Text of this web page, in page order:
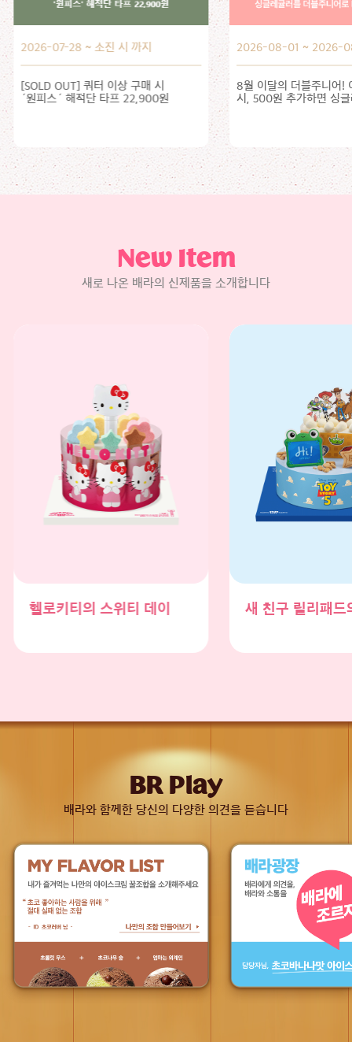
2026-08-01 ~ 2026-08-31
8월 이달의 더블주니어! 이달의 맛 선택
시, 500원 추가하면 싱글레귤러를
2026-08-01 ~ 2026-
8월 이달의 맛, 인스타그
올려주세요!
New Item
새로 나온 배라의 신제품을 소개합니다
새 친구 릴리패드의 등장! 토이스토리5 프
BR Play
배라와 함께한 당신의 다양한 의견을 듣습니다